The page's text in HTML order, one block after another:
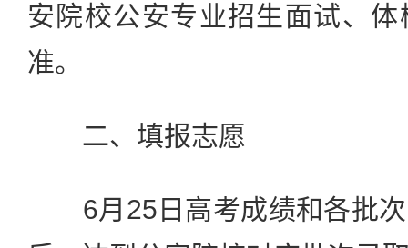
安院校公安专业招生面试、
准。
二、填报志愿
6月25日高考成绩和各批次